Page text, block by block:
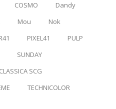
COSMO
Dandy
Mou
Nok
PIXEL41
PULP
SUNDAY
SCG
TECHNICOLOR